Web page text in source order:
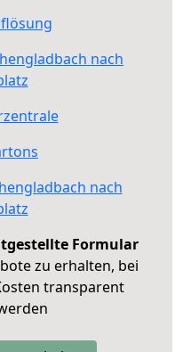
nach
nach
Formular
zu erhalten, bei
transparent